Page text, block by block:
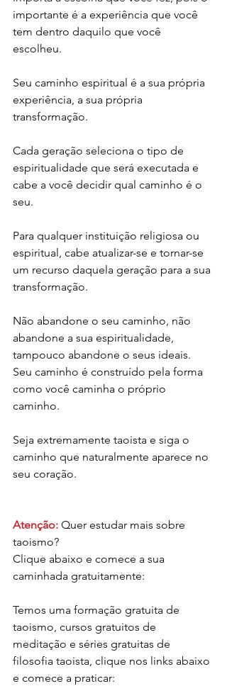
importante é a experiência que você
tem dentro daquilo que você
escolheu.
Seu caminho espiritual é a sua própria
experiência, a sua própria
transformação.
Cada geração seleciona o tipo de
espiritualidade que será executada e
cabe a você decidir qual caminho é o
seu.
Para qualquer instituição religiosa ou
espiritual, cabe atualizar-se e tornar-se
um recurso daquela geração para a sua
transformação.
Não abandone o seu caminho, não
abandone a sua espiritualidade,
tampouco abandone o seus ideais.
Seu caminho é construído pela forma
como você caminha o próprio
caminho.
Seja extremamente taoista e siga o
caminho que naturalmente aparece no
seu coração.
Atenção: Quer estudar mais sobre
taoismo?
Clique abaixo e comece a sua
caminhada gratuitamente:
Temos uma formação gratuita de
taoismo, cursos gratuitos de
meditação e séries gratuitas de
filosofia taoista, clique nos links abaixo
e comece a praticar: